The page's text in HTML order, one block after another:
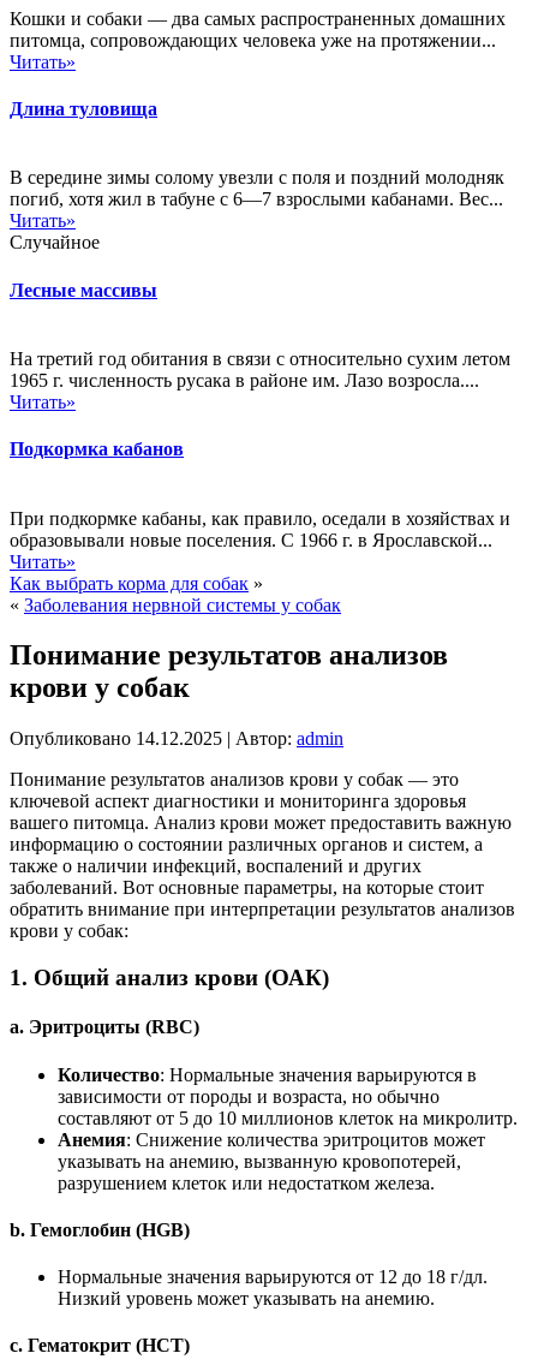
Кошки и собаки — два самых распространенных домашних
питомца, сопровождающих человека уже на протяжении...
Читать»
Длина туловища
В середине зимы солому увезли с поля и поздний молодняк
погиб, хотя жил в табуне с 6—7 взрослыми кабанами. Вес...
Читать»
Случайное
Лесные массивы
На третий год обитания в связи с относительно сухим летом
1965 г. численность русака в районе им. Лазо возросла....
Читать»
Подкормка кабанов
При подкормке кабаны, как правило, оседали в хозяйствах и
образовывали новые поселения. С 1966 г. в Ярославской...
Читать»
Как выбрать корма для собак »
« Заболевания нервной системы у собак
Понимание результатов анализов
крови у собак
Опубликовано 14.12.2025 | Автор: admin
Понимание результатов анализов крови у собак — это
ключевой аспект диагностики и мониторинга здоровья
вашего питомца. Анализ крови может предоставить важную
информацию о состоянии различных органов и систем, а
также о наличии инфекций, воспалений и других
заболеваний. Вот основные параметры, на которые стоит
обратить внимание при интерпретации результатов анализов
крови у собак:
1. Общий анализ крови (ОАК)
a. Эритроциты (RBC)
Количество: Нормальные значения варьируются в
зависимости от породы и возраста, но обычно
составляют от 5 до 10 миллионов клеток на микролитр.
Анемия: Снижение количества эритроцитов может
указывать на анемию, вызванную кровопотерей,
разрушением клеток или недостатком железа.
b. Гемоглобин (HGB)
Нормальные значения варьируются от 12 до 18 г/дл.
Низкий уровень может указывать на анемию.
c. Гематокрит (HCT)